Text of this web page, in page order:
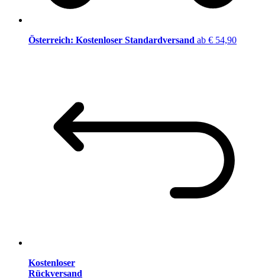
Österreich: Kostenloser Standardversand ab € 54,90
Kostenloser
Rückversand